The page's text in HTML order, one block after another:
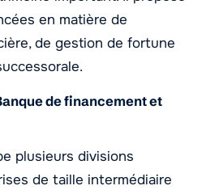
en matière de
de gestion de fortune
de financement et
plusieurs divisions
de taille intermédiaire